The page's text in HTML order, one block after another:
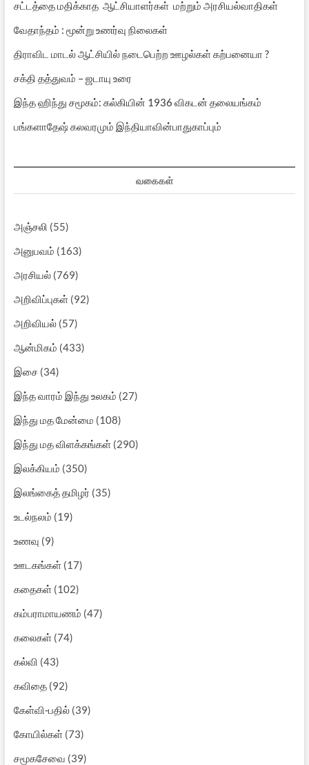
சட்டத்தை மதிக்காத ஆட்சியாளர்கள் மற்றும் அரசியல்வாதிகள்
வேதாந்தம் : மூன்று உணர்வு நிலைகள்
திராவிட மாடல் ஆட்சியில் நடைபெற்ற ஊழல்கள் கற்பனையா ?
சக்தி தத்துவம் – ஜடாயு உரை
இந்த ஹிந்து சமூகம்: கல்கியின் 1936 விகடன் தலையங்கம்
பங்களாதேஷ் கலவரமும் இந்தியாவின்பாதுகாப்பும்
வகைகள்
அஞ்சலி (55)
அனுபவம் (163)
அரசியல்(769)
அறிவிப்புகள்(92)
அறிவியல்(57)
ஆன்மிகம் (433)
இசை(34)
இந்த வாரம் இந்து உலகம் (27)
இந்து மத மேன்மை (108)
இந்து மத விளக்கங்கள்(290)
இலக்கியம் (350)
இலங்கைத் தமிழர் (35)
உடல்நலம் (19)
உணவு (9)
ஊடகங்கள்(17)
கதைகள்(102)
கம்பராமாயணம் (47)
கலைகள்(74)
கல்வி (43)
கவிதை(92)
கேள்வி-பதில்(39)
கோயில்கள்(73)
சமூகசேவை (39)